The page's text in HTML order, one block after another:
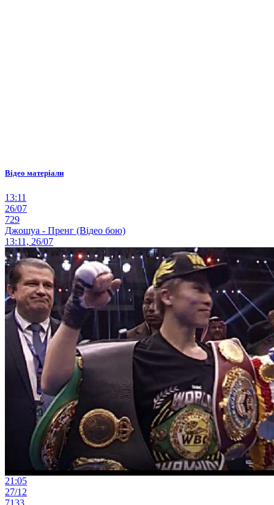
Відео матеріали
13:11
26/07
729
Джошуа - Пренг (Відео бою)
13:11, 26/07
21:05
27/12
7133